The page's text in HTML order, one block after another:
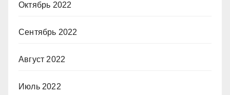
Октябрь 2022
Сентябрь 2022
Август 2022
Июль 2022